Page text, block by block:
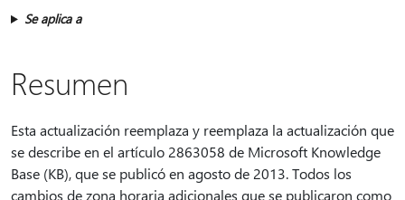
Se aplica a
Resumen
Esta actualización reemplaza y reemplaza la actualización que
se describe en el artículo 2863058 de Microsoft Knowledge
Base (KB), que se publicó en agosto de 2013. Todos los
cambios de zona horaria adicionales que se publicaron como